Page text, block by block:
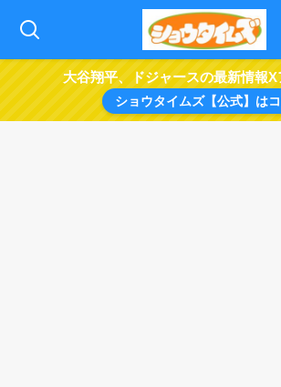
大谷翔平、ドジャースの最新情報
ショウタイムズ【公式】は